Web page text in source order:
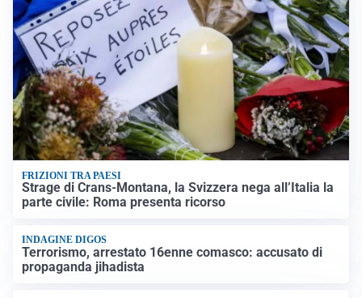
FRIZIONI TRA PAESI
Strage di Crans-Montana, la Svizzera nega all’Italia la
parte civile: Roma presenta ricorso
INDAGINE DIGOS
Terrorismo, arrestato 16enne comasco: accusato di
propaganda jihadista